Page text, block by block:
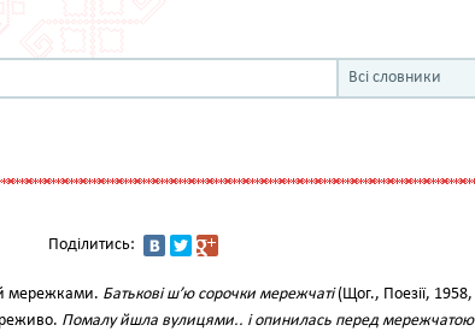
Всі словники
Поділитись:
мережками. Батькові ш’ю сорочки мережчаті(Щог., Поезії, 1958,
Помалу йшла вулицями.. і опинилась перед мережчатою